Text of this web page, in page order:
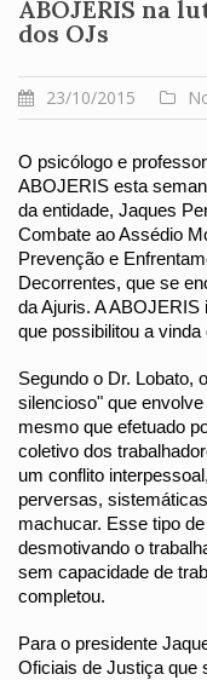
ABOJERIS na
dos OJs
23/10/2015
O psicólogo e
ABOJERIS esta
da entidade, Jaques
Combate ao Assédio
Prevenção e
Decorrentes, que se
da Ajuris. A
que possibilitou a
Segundo o Dr. Lobato,
silencioso" que
mesmo que efetuado
coletivo dos
um conflito
perversas,
machucar. Esse tipo
desmotivando o
sem capacidade de
completou.
Para o presidente
Oficiais de Justiça que